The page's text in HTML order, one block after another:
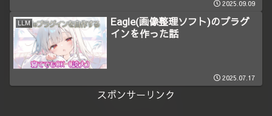
2025.09.09
LLM
Eagle(画像整理ソフト)のプラグ
インを作った話
2025.07.17
スポンサーリンク